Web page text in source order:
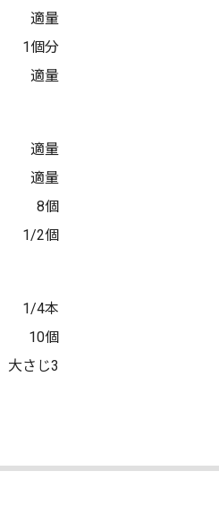
適量
1個分
適量
適量
適量
8個
1/2個
1/4本
10個
大さじ3